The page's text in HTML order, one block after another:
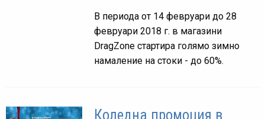
В периода от 14 февруари до 28
февруари 2018 г. в магазини
DragZone стартира голямо зимно
намаление на стоки - до 60%.
Коледна промоция в